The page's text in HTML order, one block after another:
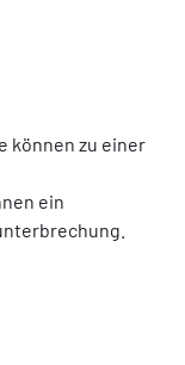
können zu einer
ein